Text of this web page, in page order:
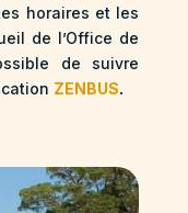
horaires et les
de l’Office de
de suivre
ZENBUS.